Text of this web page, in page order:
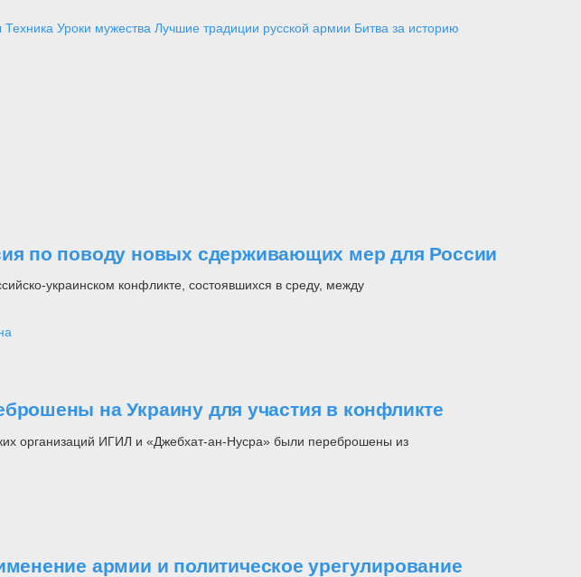
Техника Уроки мужества Лучшие традиции русской армии Битва за историю
по поводу новых сдерживающих мер для России
украинском конфликте, состоявшихся в среду, между
на Украину для участия в конфликте
организаций ИГИЛ и «Джебхат-ан-Нусра» были переброшены из
армии и политическое урегулирование